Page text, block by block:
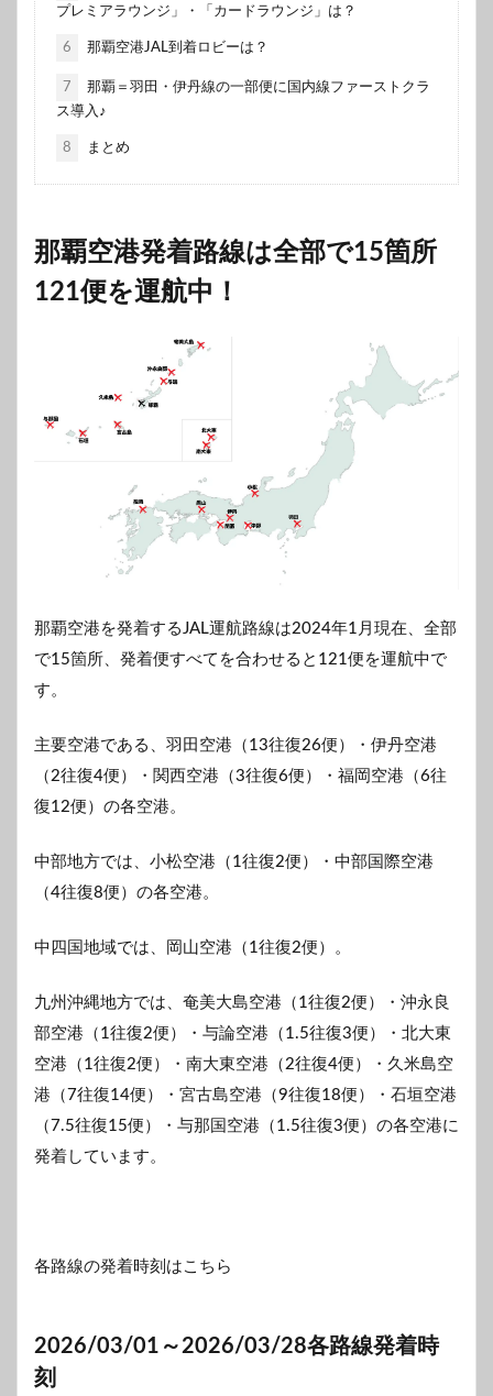
プレミアラウンジ」・「カードラウンジ」は？
6 那覇空港JAL到着ロビーは？
7
那覇＝羽田・伊丹線の一部便に国内線ファーストクラ
ス導入♪
8 まとめ
那覇空港発着路線は全部で15箇所
121便を運航中！
那覇空港を発着するJAL運航路線は2024年1月現在、全部
で15箇所、発着便すべてを合わせると121便を運航中で
す。
主要空港である、羽田空港（13往復26便）・伊丹空港
（2往復4便）・関西空港（3往復6便）・福岡空港（6往
復12便）の各空港。
中部地方では、小松空港（1往復2便）・中部国際空港
（4往復8便）の各空港。
中四国地域では、岡山空港（1往復2便）。
九州沖縄地方では、奄美大島空港（1往復2便）・沖永良
部空港（1往復2便）・与論空港（1.5往復3便）・北大東
空港（1往復2便）・南大東空港（2往復4便）・久米島空
港（7往復14便）・宮古島空港（9往復18便）・石垣空港
（7.5往復15便）・与那国空港（1.5往復3便）の各空港に
発着しています。
各路線の発着時刻はこちら
2026/03/01～2026/03/28各路線発着時
刻